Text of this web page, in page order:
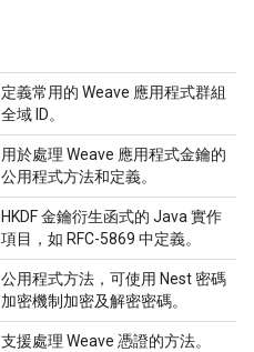
定義常用的 Weave 應用程式群組
全域 ID。
用於處理 Weave 應用程式金鑰的
公用程式方法和定義。
HKDF 金鑰衍生函式的 Java 實作
項目，如 RFC-5869 中定義。
公用程式方法，可使用 Nest 密碼
加密機制加密及解密密碼。
支援處理 Weave 憑證的方法。